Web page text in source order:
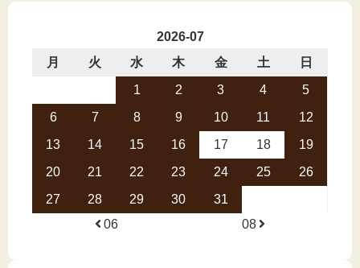
2026-07
月
火 水 木 金 土
日
1
2 3 4
5
6
7 8 9 10 11
12
13
14 15 16 17 18
19
20
21 22 23 24 25
26
27
28 29 30
31
06
08